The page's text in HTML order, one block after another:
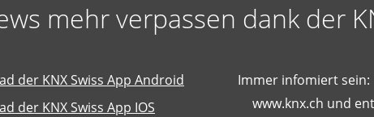
mehr verpassen dank der
der KNX Swiss App Android
der KNX Swiss App IOS
Immer infomiert sein:
www.knx.ch und